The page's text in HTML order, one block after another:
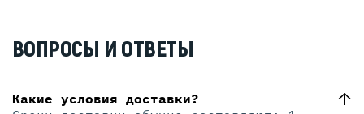
ВОПРОСЫ И ОТВЕТЫ
Какие условия доставки?